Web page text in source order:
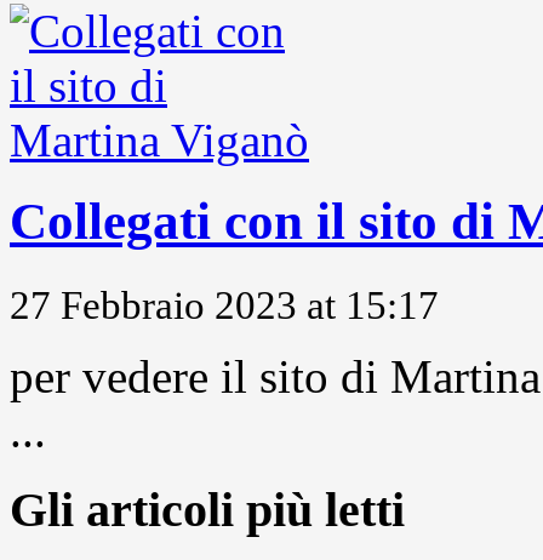
Collegati con il sito di
27 Febbraio 2023 at 15:17
per vedere il sito di
...
Gli articoli più letti